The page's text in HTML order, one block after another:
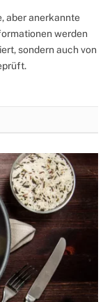
aber anerkannte
werden
sondern auch von